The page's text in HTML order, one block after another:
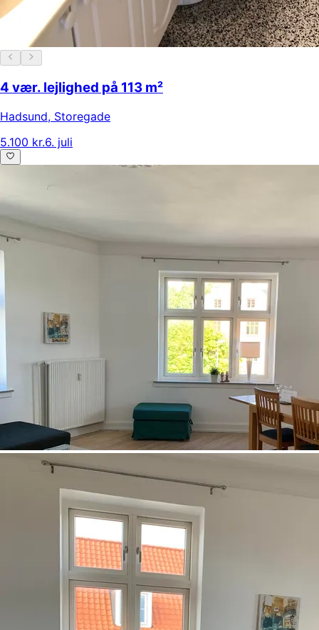
4 vær. lejlighed på 113 m²
Hadsund, Storegade
5.100 kr.6. juli